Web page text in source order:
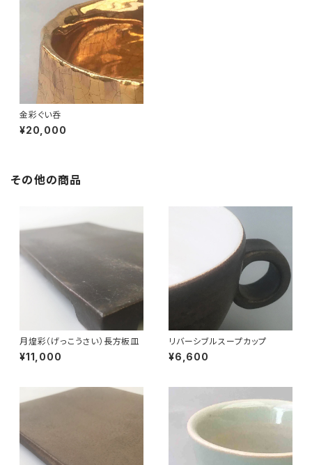
金彩ぐい呑
¥20,000
その他の商品
月煌彩（げっこうさい）長方板皿
¥11,000
リバーシブルスープカップ
¥6,600